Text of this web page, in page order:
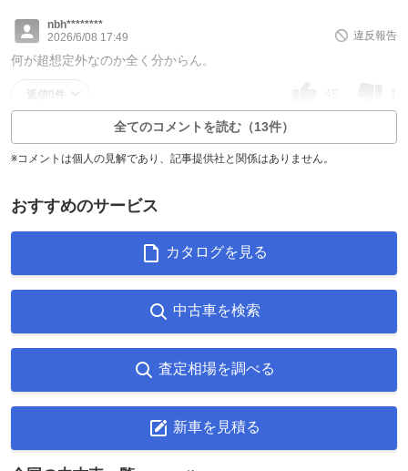
nbh********
2026/6/08 17:49
違反報告
何が超想定外なのか全く分からん。
返信0件 45
全てのコメントを読む（13件）
※コメントは個人の見解であり、記事提供社と関係はありません。
おすすめのサービス
カタログを見る
中古車を検索
査定相場を調べる
新車を見積る